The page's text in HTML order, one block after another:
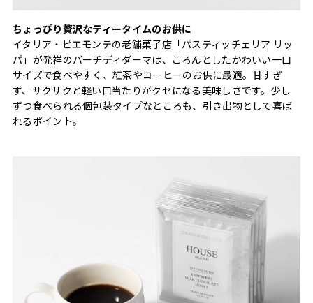
ちょっぴり贅沢なティータイムのお供に
イタリア・ピエモンテの老舗菓子店「パスティッチェリア リッ
パ」が発祥のバーチディダーマは、ころんとしたかわいい一口
サイズで食べやすく、紅茶やコーヒーのお供に最適。甘すぎ
ず、サクサクと軽い口当たりがクセになる美味しさです。少し
ずつ食べられる個包装タイプなところも、引き出物として喜ば
れるポイント。